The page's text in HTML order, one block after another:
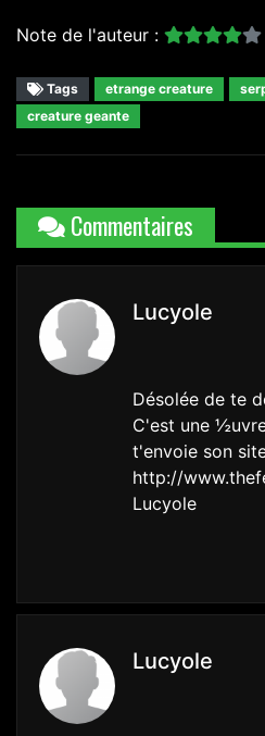
Note de l'auteur :
Tags etrange creature
creature geante
Commentaires
Lucyole
Désolée de te
C'est une
t'envoie son
http://
Lucyole
Lucyole